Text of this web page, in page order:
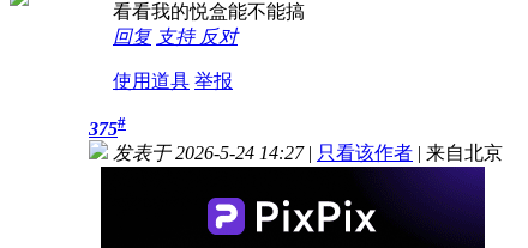
看看我的悦盒能不能搞
回复 支持 反对
使用道具 举报
375#
发表于 2026-5-24 14:27 | 只看该作者 | 来自北京